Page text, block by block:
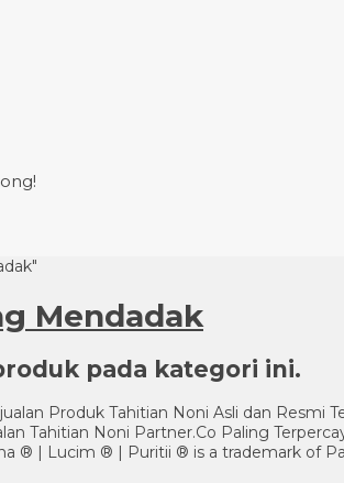
Mendadak
pada kategori ini.
Produk Tahitian Noni Asli dan Resmi
Tahitian Noni Partner.Co Paling
® | Lucim ® | Puritii ® is a trademark of